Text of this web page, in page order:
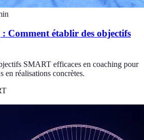
Comment établir des objectifs
SMART efficaces en coaching pour
en réalisations concrètes.